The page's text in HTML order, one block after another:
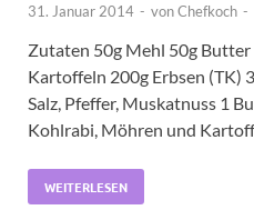
31. Januar 2014 - vonChefkoch -
Zutaten 50g Mehl 50g
Kartoffeln 200g Erbsen (TK)
Salz, Pfeffer, Muskatnuss 1
Kohlrabi, Möhren und
WEITERLESEN